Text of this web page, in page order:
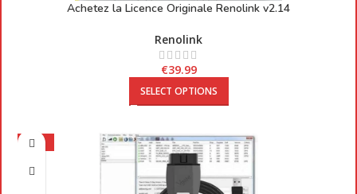
Achetez la Licence Originale Renolink v2.14
Renolink
€39.99
SELECT OPTIONS
-27%